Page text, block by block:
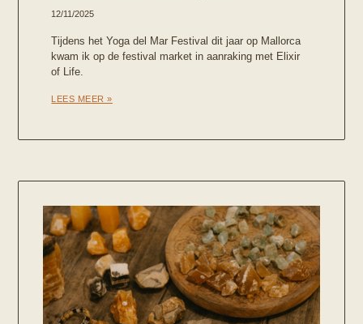
12/11/2025
Tijdens het Yoga del Mar Festival dit jaar op Mallorca
kwam ik op de festival market in aanraking met Elixir
of Life.
LEES MEER »